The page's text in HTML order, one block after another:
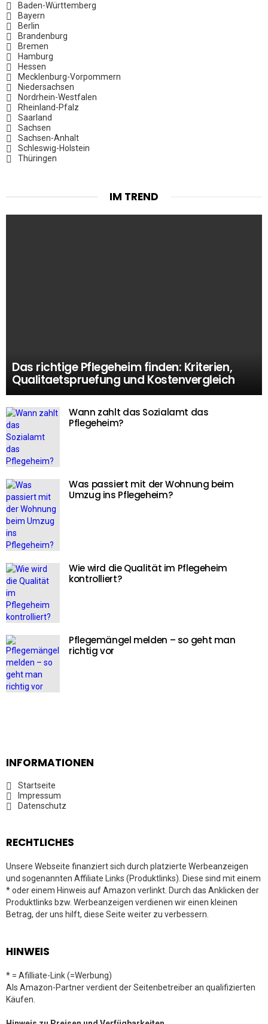
Baden-Württemberg
Bayern
Berlin
Brandenburg
Bremen
Hamburg
Hessen
Mecklenburg-Vorpommern
Niedersachsen
Nordrhein-Westfalen
Rheinland-Pfalz
Saarland
Sachsen
Sachsen-Anhalt
Schleswig-Holstein
Thüringen
IM TREND
Das richtige Pflegeheim finden: Kriterien,
Qualitaetspruefung und Kostenvergleich
Wann zahlt das Sozialamt das
Pflegeheim?
Was passiert mit der Wohnung beim
Umzug ins Pflegeheim?
Wie wird die Qualität im Pflegeheim
kontrolliert?
Pflegemängel melden – so geht man
richtig vor
INFORMATIONEN
Startseite
Impressum
Datenschutz
RECHTLICHES
Unsere Webseite finanziert sich durch platzierte Werbeanzeigen
und sogenannten Affiliate Links (Produktlinks). Diese sind mit einem
* oder einem Hinweis auf Amazon verlinkt. Durch das Anklicken der
Produktlinks bzw. Werbeanzeigen verdienen wir einen kleinen
Betrag, der uns hilft, diese Seite weiter zu verbessern.
HINWEIS
* = Afilliate-Link (=Werbung)
Als Amazon-Partner verdient der Seitenbetreiber an qualifizierten
Käufen.